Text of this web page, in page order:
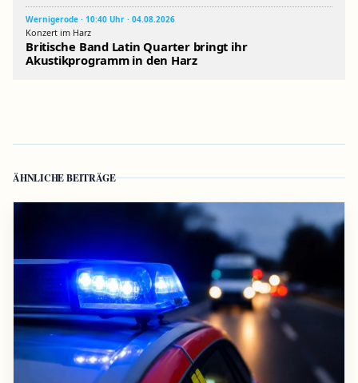
Wernigerode · 10:40 Uhr · 04.08.2026
Konzert im Harz
Britische Band Latin Quarter bringt ihr
Akustikprogramm in den Harz
ÄHNLICHE BEITRÄGE